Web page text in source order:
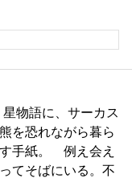
物語に、サーカス
を恐れながら暮ら
手紙。 例え会え
てそばにいる。不